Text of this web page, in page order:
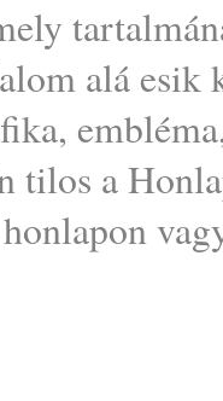
alá esik
tilos a